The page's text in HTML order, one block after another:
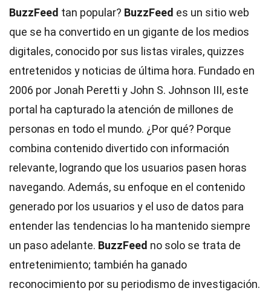
BuzzFeed tan popular? BuzzFeed es un sitio web
que se ha convertido en un gigante de los medios
digitales, conocido por sus listas virales, quizzes
entretenidos y noticias de última hora. Fundado en
2006 por Jonah Peretti y John S. Johnson III, este
portal ha capturado la atención de millones de
personas en todo el mundo. ¿Por qué? Porque
combina contenido divertido con información
relevante, logrando que los usuarios pasen horas
navegando. Además, su enfoque en el contenido
generado por los usuarios y el uso de datos para
entender las tendencias lo ha mantenido siempre
un paso adelante. BuzzFeed no solo se trata de
entretenimiento; también ha ganado
reconocimiento por su periodismo de investigación.